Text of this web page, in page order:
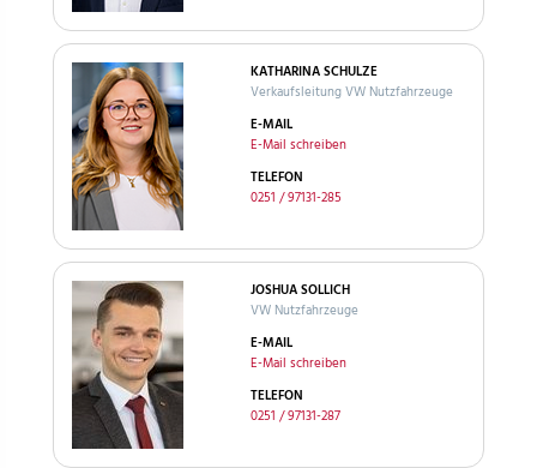
KATHARINA SCHULZE
Verkaufsleitung VW Nutzfahrzeuge
E-MAIL
E-Mail schreiben
TELEFON
0251 / 97131-285
JOSHUA SOLLICH
VW Nutzfahrzeuge
E-MAIL
E-Mail schreiben
TELEFON
0251 / 97131-287